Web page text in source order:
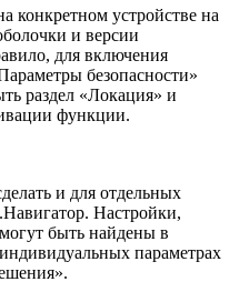
конкретном устройстве на
и версии
для включения
безопасности»
раздел «Локация» и
функции.
и для отдельных
Настройки,
быть найдены в
параметрах